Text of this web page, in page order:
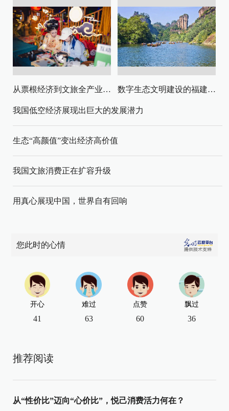
从票根经济到文旅全产业链升级 数字生态文明建设的福建路径与启示
我国低空经济展现出巨大的发展潜力
生态“高颜值”变出经济高价值
我国文旅消费正在扩容升级
用真心展现中国，世界自有回响
您此时的心情
开心
41
难过
63
点赞
60
飘过
36
推荐阅读
从“性价比”迈向“心价比”，悦己消费活力何在？